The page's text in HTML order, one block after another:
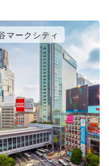
マークシティ